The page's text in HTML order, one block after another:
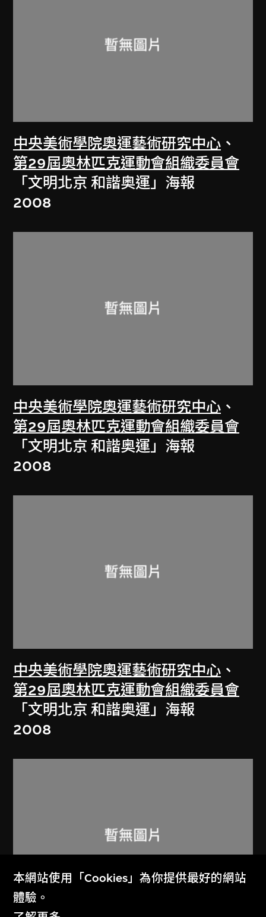
中央美術學院奧運藝術研究中心 、
第29屆奧林匹克運動會組織委員會
「文明北京 和諧奥運」海報
2008
中央美術學院奧運藝術研究中心 、
第29屆奧林匹克運動會組織委員會
「文明北京 和諧奥運」海報
2008
中央美術學院奧運藝術研究中心 、
第29屆奧林匹克運動會組織委員會
「文明北京 和諧奥運」海報
2008
本網站使用「Cookies」為你提供最好的網站
體驗。